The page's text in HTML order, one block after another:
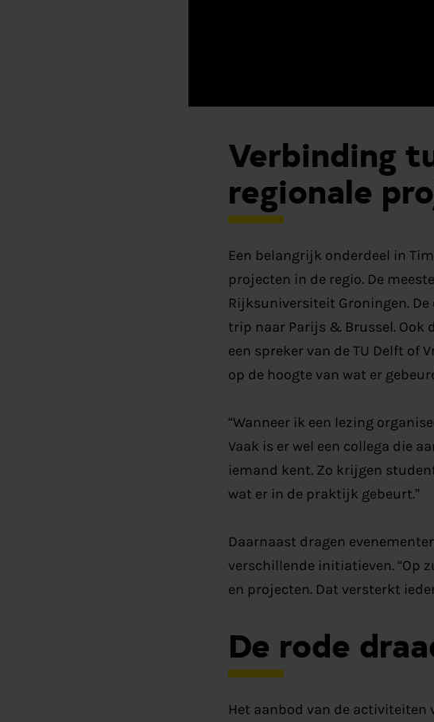
Verbinding
regionale
Een belangrijk onderdeel in
projecten in de regio. De
Rijksuniversiteit Groningen.
trip naar Parijs & Brussel. Ook
een spreker van de TU Delft of V
op de hoogte van wat er
“Wanneer ik een lezing
Vaak is er wel een collega die
iemand kent. Zo krijgen
wat er in de praktijk gebeurt.”
Daarnaast dragen
verschillende initiatieven. “Op
en projecten. Dat versterkt iede
De rode
Het aanbod van de activiteiten